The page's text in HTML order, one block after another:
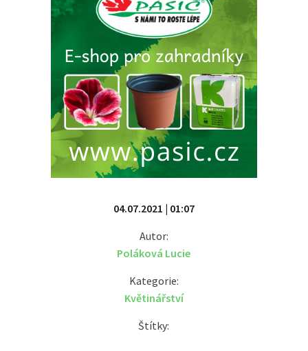
04.07.2021 | 01:07
Autor:
Poláková Lucie
Kategorie:
Květinářství
Štítky: